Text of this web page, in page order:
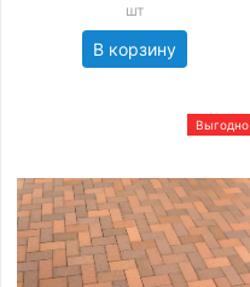
шт
В корзину
Выгодно